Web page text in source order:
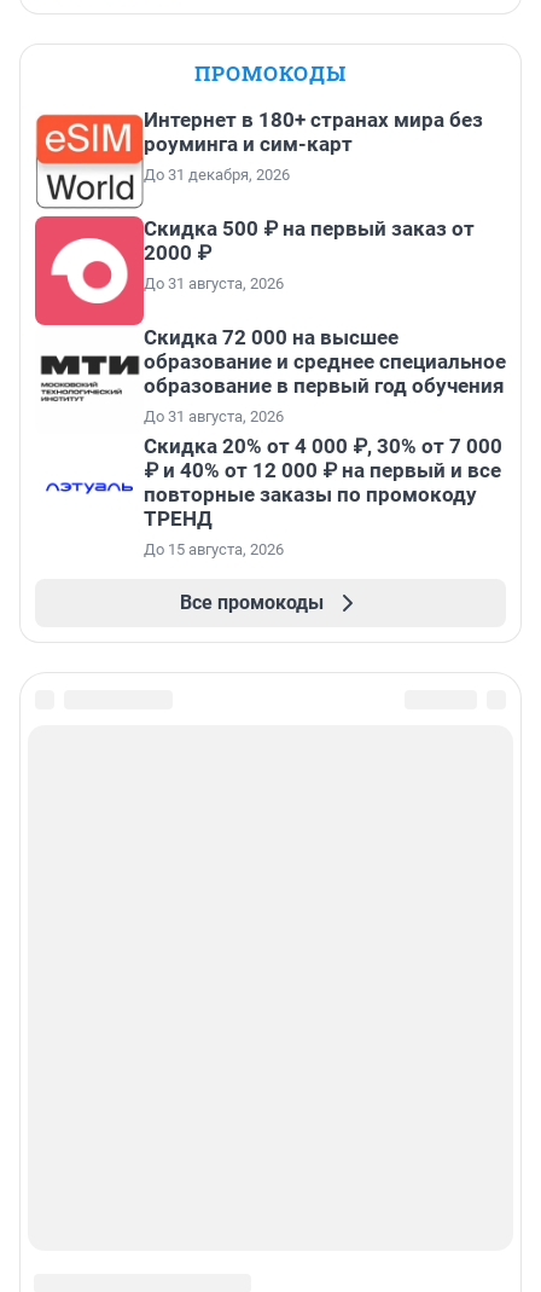
ПРОМОКОДЫ
Интернет в 180+ странах мира без
роуминга и сим-карт
До 31 декабря, 2026
Скидка 500 ₽ на первый заказ от
2000 ₽
До 31 августа, 2026
Скидка 72 000 на высшее
образование и среднее специальное
образование в первый год обучения
До 31 августа, 2026
Скидка 20% от 4 000 ₽, 30% от 7 000
₽ и 40% от 12 000 ₽ на первый и все
повторные заказы по промокоду
ТРЕНД
До 15 августа, 2026
Все промокоды